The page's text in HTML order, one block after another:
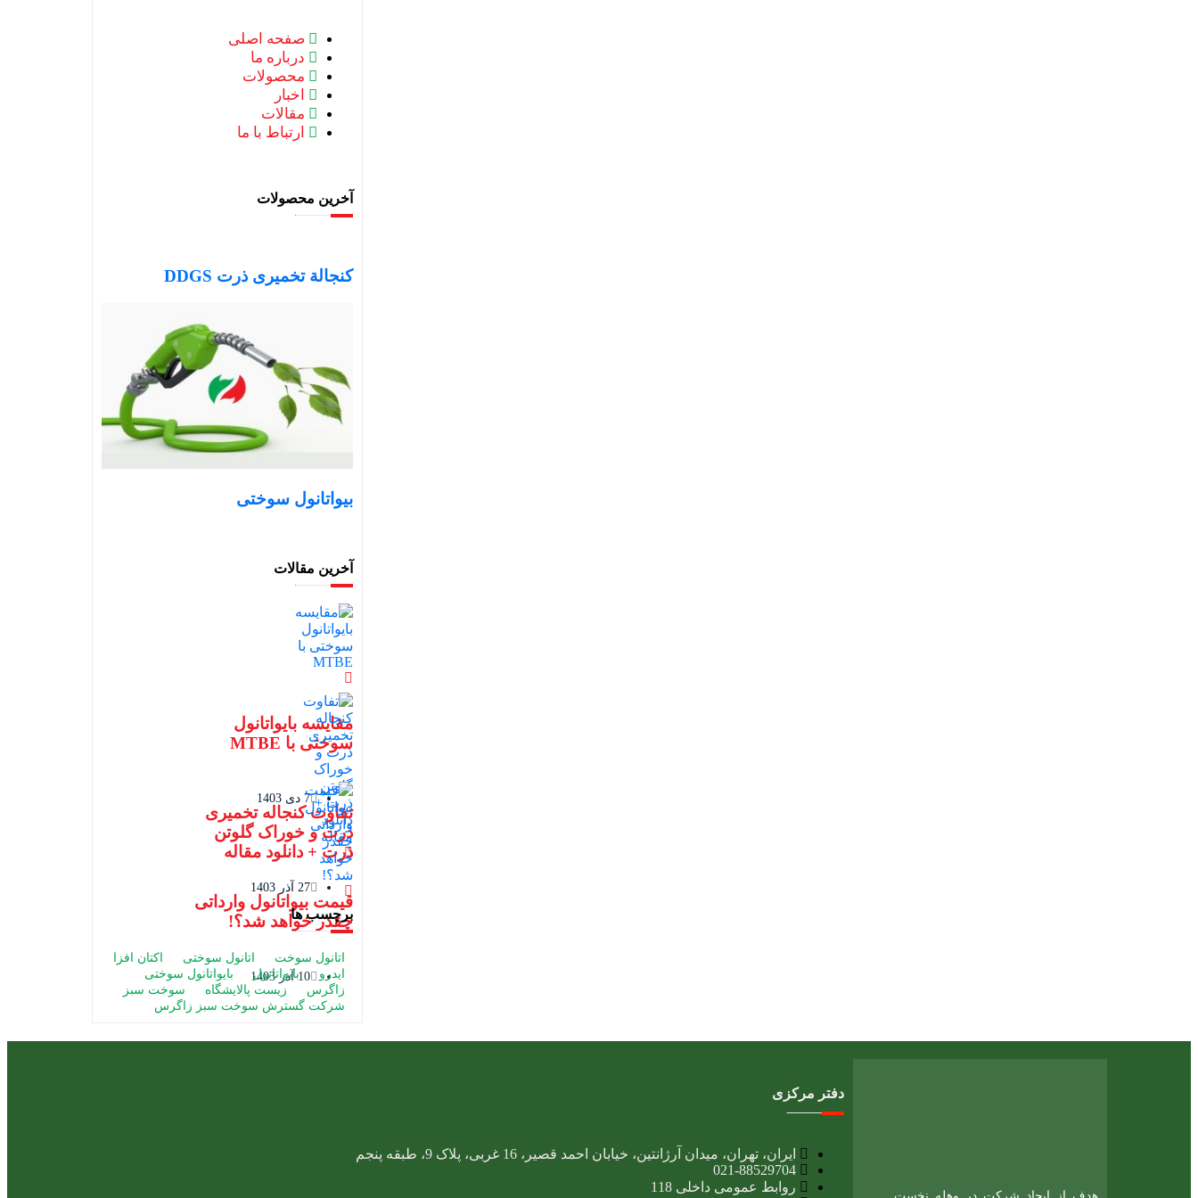
صفحه اصلی
درباره ما
محصولات
اخبار
مقالات
ارتباط با ما
آخرین محصولات
کنجالة تخمیری ذرت DDGS
بیواتانول سوختی
آخرین مقالات
مقایسه بایواتانول
سوختی با MTBE
7 دی 1403
تفاوت کنجاله تخمیری
ذرت و خوراک گلوتن
ذرت + دانلود مقاله
27 آذر 1403
قیمت بیواتانول وارداتی
چقدر خواهد شد؟!
10 آذر 1403
برچسب ها
اتانول سوخت اتانول سوختی
اکتان افزا
ایدرو
بایواتانول
بایواتانول سوختی
زاگرس
زیست پالایشگاه
سوخت سبز
شرکت گسترش سوخت سبز زاگرس
دفتر مرکزی
ایران، تهران، میدان آرژانتین، خیابان احمد قصیر، 16 غربی، پلاک 9، طبقه پنجم
021-88529704
روابط عمومی داخلی 118